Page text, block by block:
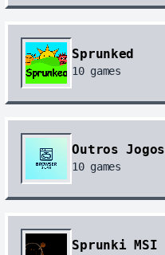
Sprunked
10games
Outros
10games
Sprunki MSI